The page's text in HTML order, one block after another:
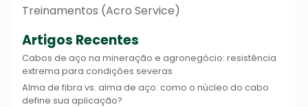
Treinamentos (Acro Service)
Artigos Recentes
Cabos de aço na mineração e agronegócio: resistência
extrema para condições severas
Alma de fibra vs. alma de aço: como o núcleo do cabo
define sua aplicação?